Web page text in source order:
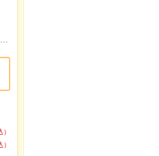
地下鉄谷町線・鉄中央線 谷町四丁目駅 徒歩1分/地下鉄谷町線 天満橋駅 徒歩8分/地下鉄堺筋線 堺筋本町駅 徒歩11分
）
）